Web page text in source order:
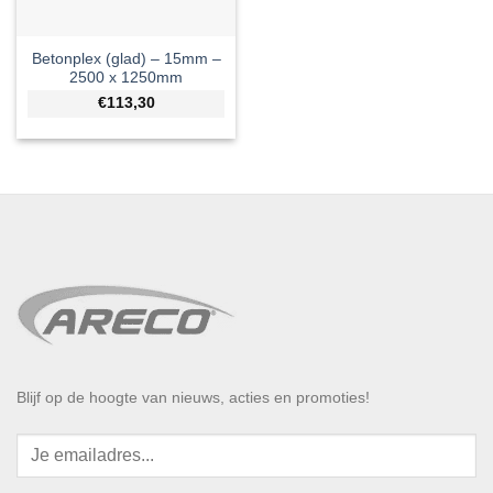
Betonplex (glad) – 15mm –
2500 x 1250mm
€113,30
Blijf op de hoogte van nieuws, acties en promoties!